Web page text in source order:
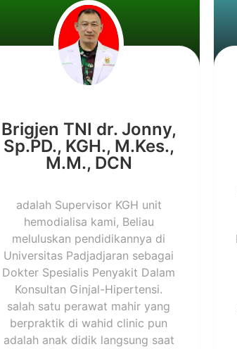
Brigjen TNI dr. Jonny,
Sp.PD., KGH., M.Kes.,
M.M., DCN
adalah Supervisor KGH unit
hemodialisa kami, Beliau
meluluskan pendidikannya di
Universitas Padjadjaran sebagai
Dokter Spesialis Penyakit Dalam
Konsultan Ginjal-Hipertensi.
salah satu perawat mahir yang
berpraktik di wahid clinic pun
adalah anak didik langsung saat